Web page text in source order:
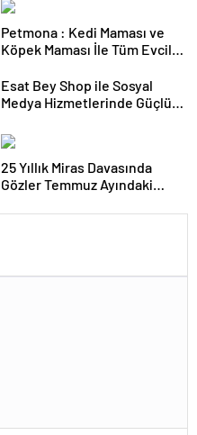
Petmona : Kedi Maması ve
Köpek Maması İle Tüm Evcil
Esat Bey Shop ile Sosyal
Medya Hizmetlerinde Güçlü
25 Yıllık Miras Davasında
Gözler Temmuz Ayındaki